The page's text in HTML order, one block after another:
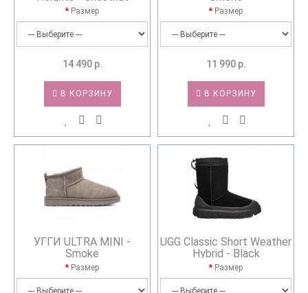
Размер
14 490 р.
В КОРЗИНУ
Размер
11 990 р.
В КОРЗИНУ
УГГИ ULTRA MINI -
Smoke
Размер
UGG Classic Short Weather
Hybrid - Black
Размер